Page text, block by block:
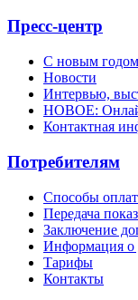
Пресс-центр
С новым
Новости
Интервью,
НОВОЕ:
Контактная
Потребителям
Способы
Передача
Заключение
Информация о
Тарифы
Контакты